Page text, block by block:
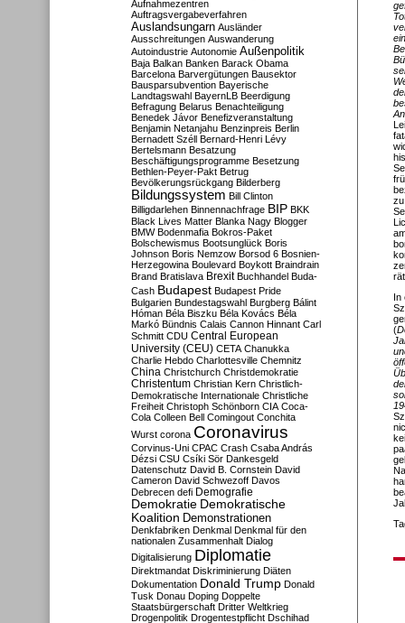
In
(
Aufnahmezentren
Auftragsvergabeverfahren
Auslandsungarn Ausländer
Ausschreitungen Auswanderung
Autoindustrie Autonomie Außenpolitik
Baja Balkan Banken Barack Obama
Barcelona Barvergütungen Bausektor
Bausparsubvention Bayerische
Landtagswahl BayernLB Beerdigung
Befragung Belarus Benachteiligung
Benedek Jávor Benefizveranstaltung
Benjamin Netanjahu Benzinpreis Berlin
Bernadett Széll Bernard-Henri Lévy
Bertelsmann Besatzung
Beschäftigungsprogramme Besetzung
Bethlen-Peyer-Pakt Betrug
Bevölkerungsrückgang Bilderberg
Bildungssystem Bill Clinton
Billigdarlehen Binnennachfrage BIP BKK
Black Lives Matter Blanka Nagy Blogger
BMW Bodenmafia Bokros-Paket
Bolschewismus Bootsunglück Boris
Johnson Boris Nemzow Borsod 6 Bosnien-
Herzegowina Boulevard Boykott Braindrain
Brand Bratislava Brexit Buchhandel Buda-
Cash Budapest Budapest Pride
Bulgarien Bundestagswahl Burgberg Bálint
Hóman Béla Biszku Béla Kovács Béla
Markó Bündnis Calais Cannon Hinnant Carl
Schmitt CDU Central European
University (CEU) CETA Chanukka
Charlie Hebdo Charlottesville Chemnitz
China Christchurch Christdemokratie
Christentum Christian Kern Christlich-
Demokratische Internationale Christliche
Freiheit Christoph Schönborn CIA Coca-
Cola Colleen Bell Comingout Conchita
Wurst corona Coronavirus
Corvinus-Uni CPAC Crash Csaba András
Dézsi CSU Csíki Sör Dankesgeld
Datenschutz David B. Cornstein David
Cameron David Schwezoff Davos
Debrecen defi Demografie
Demokratie Demokratische
Koalition Demonstrationen
Denkfabriken Denkmal Denkmal für den
nationalen Zusammenhalt Dialog
Digitalisierung Diplomatie
Direktmandat Diskriminierung Diäten
Dokumentation Donald Trump Donald
Tusk Donau Doping Doppelte
Staatsbürgerschaft Dritter Weltkrieg
Drogenpolitik Drogentestpflicht Dschihad